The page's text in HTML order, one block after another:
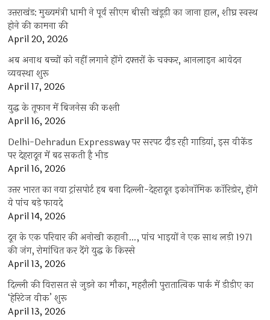
उत्तराखंड: मुख्यमंत्री धामी ने पूर्व सीएम बीसी खंडूड़ी का जाना हाल, शीघ्र स्वस्थ
होने की कामना की
April 20, 2026
अब अनाथ बच्चों को नहीं लगाने होंगे दफ्तरों के चक्कर, आनलाइन आवेदन
व्यवस्था शुरू
April 17, 2026
युद्ध के तूफान में बिजनेस की कश्ती
April 16, 2026
Delhi-Dehradun Expressway पर सरपट दौड़ रही गाड़ियां, इस वीकेंड
पर देहरादून में बढ़ सकती है भीड़
April 16, 2026
उत्तर भारत का नया ट्रांसपोर्ट हब बना दिल्ली-देहरादून इकोनॉमिक कॉरिडोर, होंगे
ये पांच बड़े फायदे
April 14, 2026
दून के एक परिवार की अनोखी कहानी…, पांच भाइयों ने एक साथ लड़ी 1971
की जंग, रोमांचित कर देंगे युद्ध के किस्से
April 13, 2026
दिल्ली की विरासत से जुड़ने का मौका, महरौली पुरातात्विक पार्क में डीडीए का
‘हेरिटेज वीक’ शुरू
April 13, 2026